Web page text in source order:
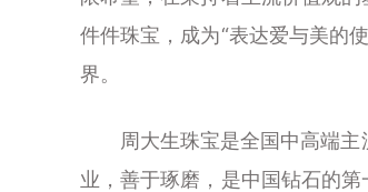
件件珠宝，成为“表达爱与美的
界。
周大生珠宝是全国中高端主
业，善于琢磨，是中国钻石的